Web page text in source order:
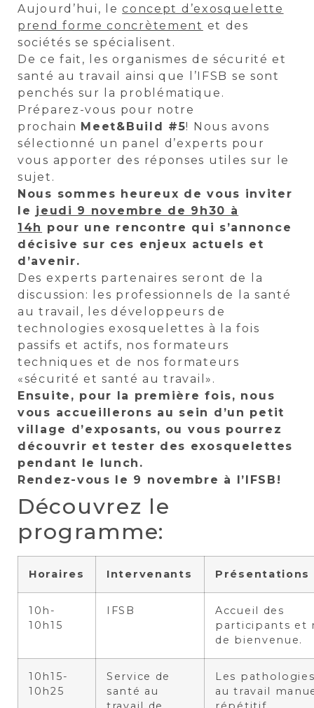
Aujourd’hui, leconcept d’exosquelette
prend forme concrètement et des
sociétés se spécialisent.
De ce fait, les organismes de sécurité et
santé au travail ainsi que l’IFSB se sont
penchés sur la problématique.
Préparez-vous pour notre
prochain Meet&Build #5! Nous avons
sélectionné un panel d’experts pour
vous apporter des réponses utiles sur le
sujet.
Nous sommes heureux de vous inviter
le jeudi 9 novembre de 9h30 à
14h pour une rencontre qui s’annonce
décisive sur ces enjeux actuels et
d’avenir.
Des experts partenaires seront de la
discussion: les professionnels de la santé
au travail, les développeurs de
technologies exosquelettes à la fois
passifs et actifs, nos formateurs
techniques et de nos formateurs
«sécurité et santé au travail».
Ensuite, pour la première fois, nous
vous accueillerons au sein d’un petit
village d’exposants, ou vous pourrez
découvrir et tester des exosquelettes
pendant le lunch.
Rendez-vous le 9 novembre à l’IFSB!
Découvrez le
programme:
Horaires Intervenants Présentations
10h-
10h15
IFSB
Accueil des
participants et
de bienvenue.
10h15-
10h25
Service de
santé au
Les
au travail